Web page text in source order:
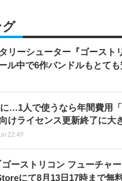
グ
リーシューター『ゴースト
ル中で6作バンドルもとて
…1人で使うなら年間費用
けライセンス更新終了に
22:49
ーストリコン フューチャ
にて8月13日17時まで無